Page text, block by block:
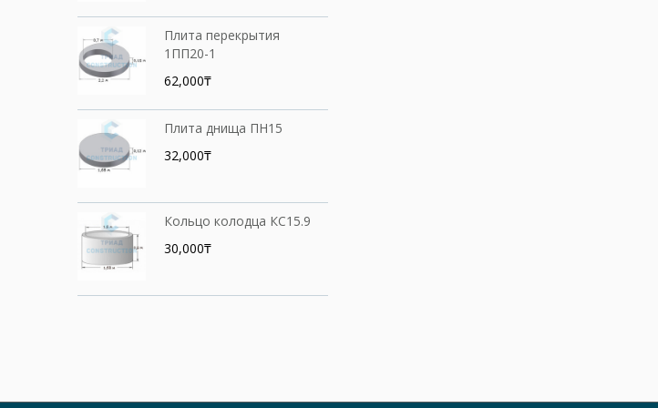
Плита перекрытия
1ПП20-1
62,000₸
Плита днища ПН15
32,000₸
Кольцо колодца КС15.9
30,000₸